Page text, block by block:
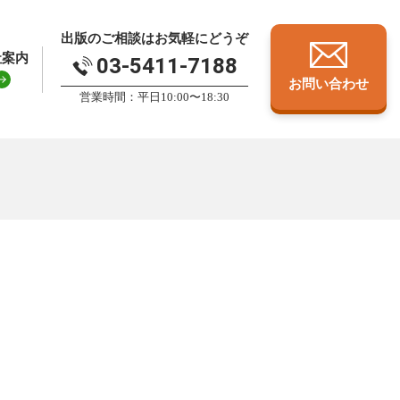
内
出版のご相談はお気軽にどうぞ
03-5411-7188
営業時間：平日10:00〜18:30
お問い合わせ